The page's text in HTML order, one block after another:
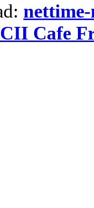
Cafe